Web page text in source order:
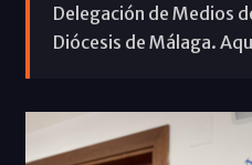
Delegación de Medios
Diócesis de Málaga.